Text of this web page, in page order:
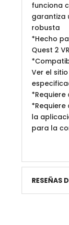
funciona
garantiza
robusta
*Hecho
Quest 2
Ver el
la
para la
RESEÑAS